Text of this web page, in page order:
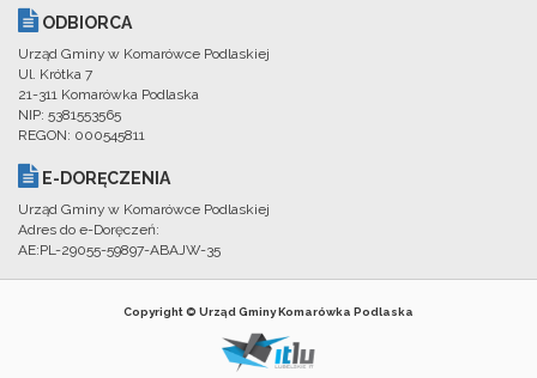
ODBIORCA
Urząd Gminy w Komarówce Podlaskiej
Ul. Krótka 7
21-311 Komarówka Podlaska
NIP: 5381553565
REGON: 000545811
E-DORĘCZENIA
Urząd Gminy w Komarówce Podlaskiej
Adres do e-Doręczeń:
AE:PL-29055-59897-ABAJW-35
Copyright © Urząd Gminy Komarówka Podlaska